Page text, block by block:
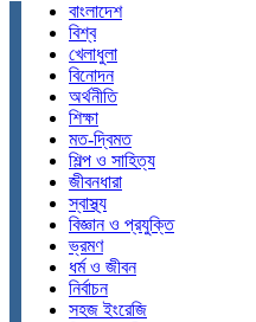
বাংলাদেশ
বিশ্ব
খেলাধুলা
বিনোদন
অর্থনীতি
শিক্ষা
মত-দ্বিমত
শিল্প ও সাহিত্য
জীবনধারা
স্বাস্থ্য
বিজ্ঞান ও প্রযুক্তি
ভ্রমণ
ধর্ম ও জীবন
নির্বাচন
সহজ ইংরেজি